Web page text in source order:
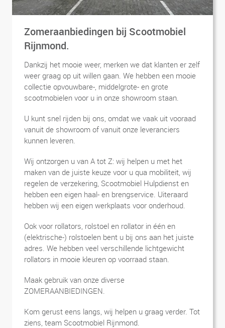
Zomeraanbiedingen bij Scootmobiel
Rijnmond.
Dankzij het mooie weer, merken we dat klanten er zelf
weer graag op uit willen gaan. We hebben een mooie
collectie opvouwbare-, middelgrote- en grote
scootmobielen voor u in onze showroom staan.
U kunt snel rijden bij ons, omdat we vaak uit vooraad
vanuit de showroom of vanuit onze leveranciers
kunnen leveren.
Wij ontzorgen u van A tot Z: wij helpen u met het
maken van de juiste keuze voor u qua mobiliteit, wij
regelen de verzekering, Scootmobiel Hulpdienst en
hebben een eigen haal- en brengservice. Uiteraard
hebben wij een eigen werkplaats voor onderhoud.
Ook voor rollators, rolstoel en rollator in één en
(elektrische-) rolstoelen bent u bij ons aan het juiste
adres. We hebben veel verschillende lichtgewicht
rollators in mooie kleuren op voorraad staan.
Maak gebruik van onze diverse
ZOMERAANBIEDINGEN.
Kom gerust eens langs, wij helpen u graag verder. Tot
ziens, team Scootmobiel Rijnmond.